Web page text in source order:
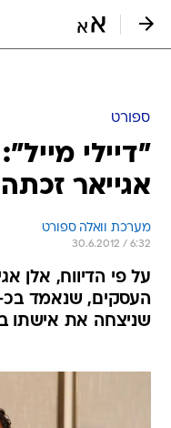
ספורט
"דיילי
אגייאר
מערכת וואלה ספורט
30.6.2012 / 6:32
על פי הדיווח, אלן
שניצחה את אישתו